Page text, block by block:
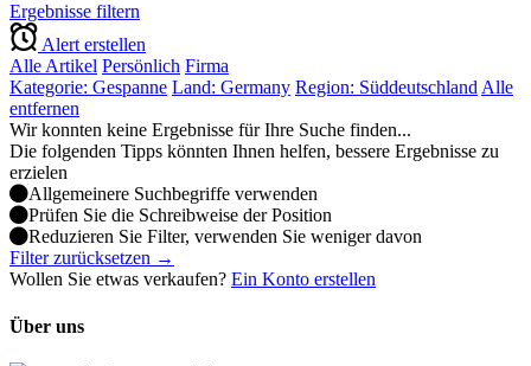
Ergebnisse filtern
Alert erstellen
Alle Artikel Persönlich Firma
Kategorie: Gespanne Land: Germany Region: Süddeutschland Alle
entfernen
Wir konnten keine Ergebnisse für Ihre Suche finden...
Die folgenden Tipps könnten Ihnen helfen, bessere Ergebnisse zu
erzielen
Allgemeinere Suchbegriffe verwenden
Prüfen Sie die Schreibweise der Position
Reduzieren Sie Filter, verwenden Sie weniger davon
Filter zurücksetzen →
Wollen Sie etwas verkaufen? Ein Konto erstellen
Über uns